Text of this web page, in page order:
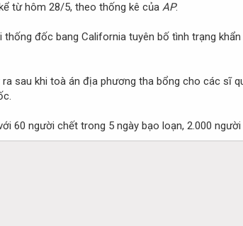
từ hôm 28/5, theo thống kê của AP.
đốc bang California tuyên bố tình trạng
sau khi toà án địa phương tha bổng cho các sĩ
60 người chết trong 5 ngày bạo loạn, 2.000